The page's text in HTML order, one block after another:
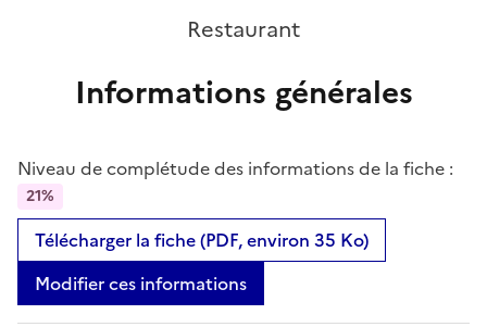
Restaurant
Informations générales
Niveau de complétude des informations de la fiche :
21%
Télécharger la fiche (PDF, environ 35 Ko)
Modifier ces informations